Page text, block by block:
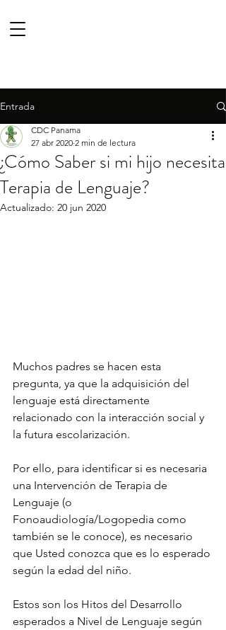
Entrada
¿Cómo Saber si mi hijo necesita
Terapia de Lenguaje?
CDC Panama
27 abr 2020 2 min de lectura
Actualizado: 20 jun 2020
Muchos padres se hacen esta
pregunta, ya que la adquisición del
lenguaje está directamente
relacionado con la interacción social y
la futura escolarización.
Por ello, para identificar si es necesaria
una Intervención de Terapia de
Lenguaje (o
Fonoaudiología/Logopedia como
también se le conoce), es necesario
que Usted conozca que es lo esperado
según la edad del niño.
Estos son los Hitos del Desarrollo
esperados a Nivel de Lenguaje según